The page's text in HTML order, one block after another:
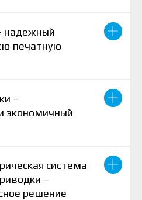
надежный
печатную
–
экономичный
система
–
решение